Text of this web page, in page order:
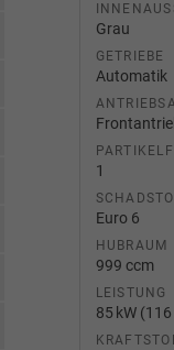
Grau
GETRIEBE
Automatik
1
Euro 6
HUBRAUM
999 ccm
LEISTUNG
85 kW (116